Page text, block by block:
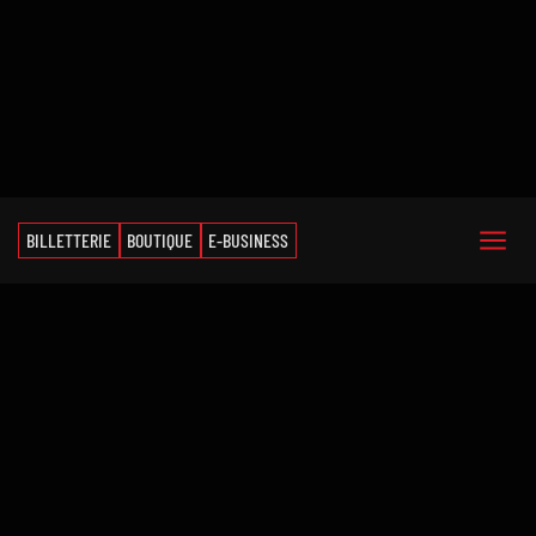
BILLETTERIE BOUTIQUE E-BUSINESS